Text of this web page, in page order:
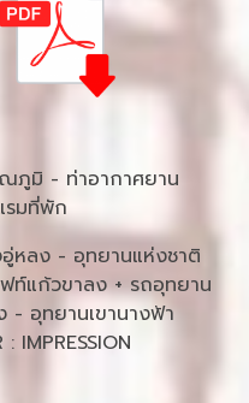
ภูมิ - ท่าอากาศยาน
รมที่พัก
หลง - อุทยานแห่งชาติ
ท์แก้วขาลง + รถอุทยาน
- อุทยานเขานางฟ้า
IMPRESSION